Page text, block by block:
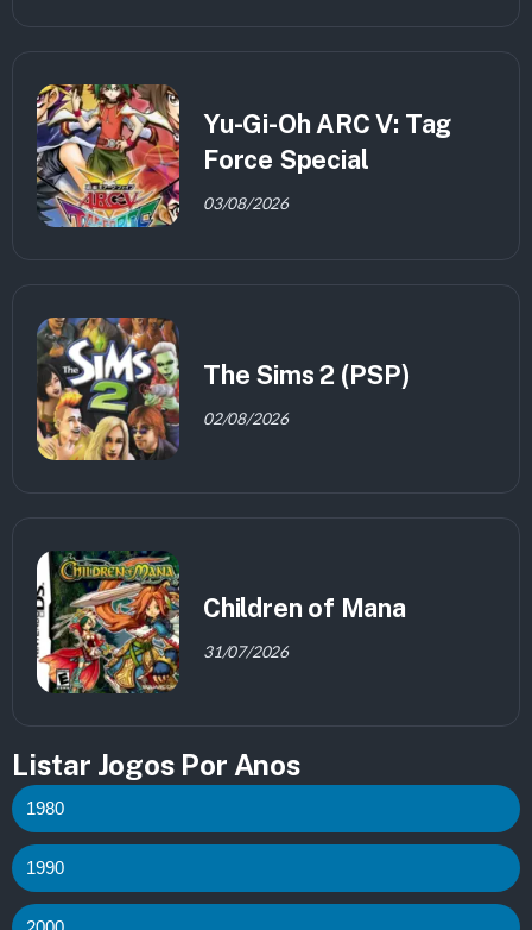
Yu-Gi-Oh ARC V: Tag
Force Special
03/08/2026
The Sims 2 (PSP)
02/08/2026
Children of Mana
31/07/2026
Listar Jogos Por Anos
1980
1990